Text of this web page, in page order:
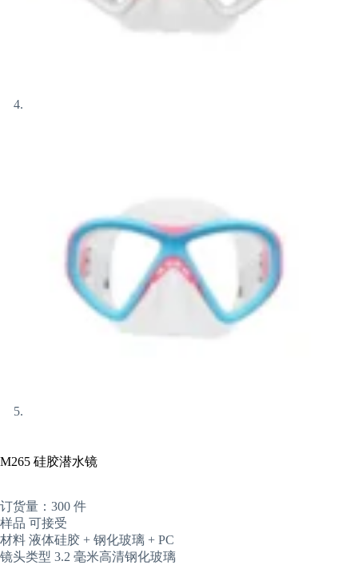
M265 硅胶潜水镜
订货量：300 件
样品 可接受
材料 液体硅胶 + 钢化玻璃 + PC
镜头类型 3.2 毫米高清钢化玻璃